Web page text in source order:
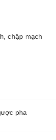
chập mạch
pha